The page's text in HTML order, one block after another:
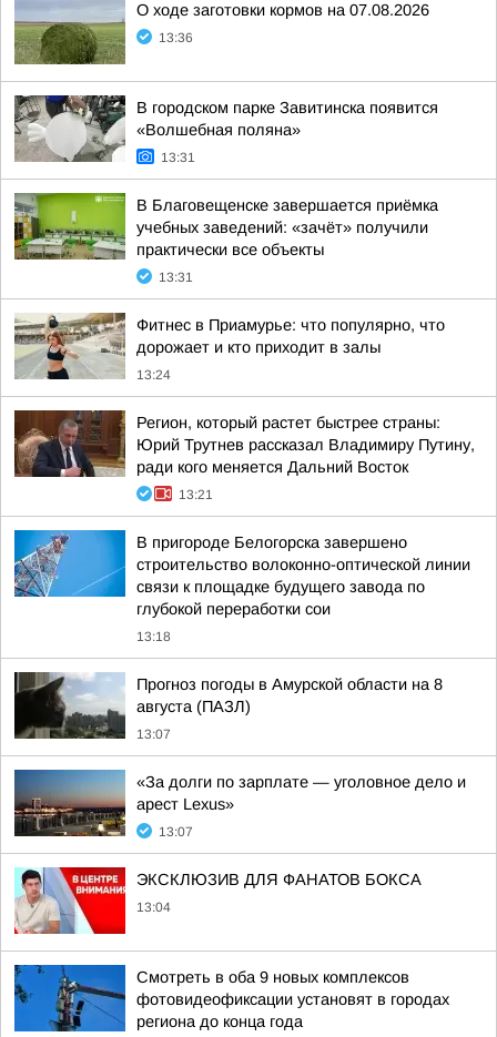
О ходе заготовки кормов на 07.08.2026
13:36
В городском парке Завитинска появится
«Волшебная поляна»
13:31
В Благовещенске завершается приёмка
учебных заведений: «зачёт» получили
практически все объекты
13:31
Фитнес в Приамурье: что популярно, что
дорожает и кто приходит в залы
13:24
Регион, который растет быстрее страны:
Юрий Трутнев рассказал Владимиру Путину,
ради кого меняется Дальний Восток
13:21
В пригороде Белогорска завершено
строительство волоконно-оптической линии
связи к площадке будущего завода по
глубокой переработки сои
13:18
Прогноз погоды в Амурской области на 8
августа (ПАЗЛ)
13:07
«За долги по зарплате — уголовное дело и
арест Lexus»
13:07
ЭКСКЛЮЗИВ ДЛЯ ФАНАТОВ БОКСА
13:04
Смотреть в оба 9 новых комплексов
фотовидеофиксации установят в городах
региона до конца года